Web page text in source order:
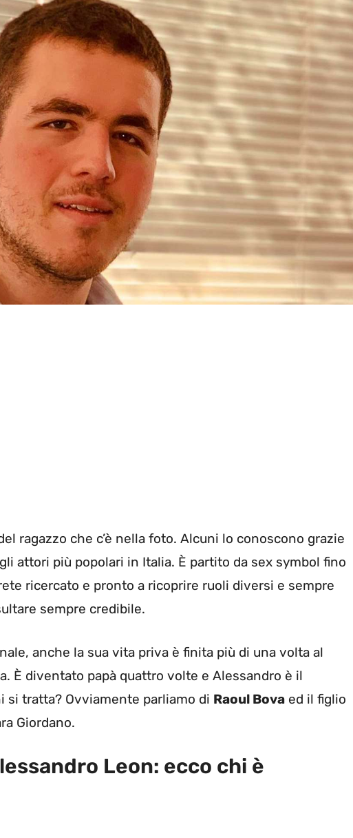
ragazzo che c’è nella foto. Alcuni lo conoscono grazie
attori più popolari in Italia. È partito da sex symbol fino
ricercato e pronto a ricoprire ruoli diversi e sempre
sempre credibile.
anche la sua vita priva è finita più di una volta al
È diventato papà quattro volte e Alessandro è il
tratta? Ovviamente parliamo di Raoul Bova ed il figlio
Giordano.
Leon: ecco chi è